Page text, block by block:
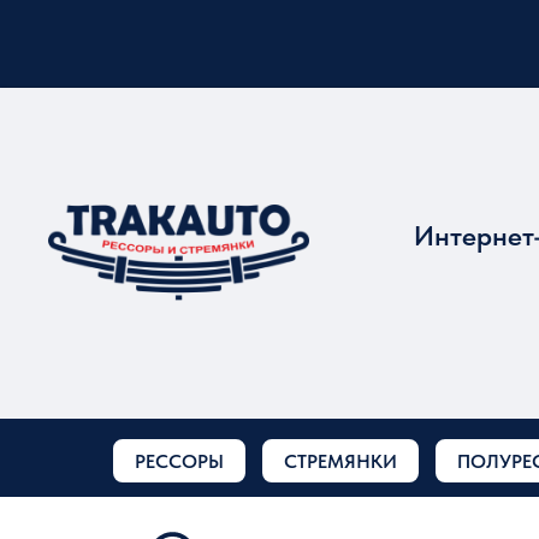
РЕССОРЫ СТРЕМЯНКИ